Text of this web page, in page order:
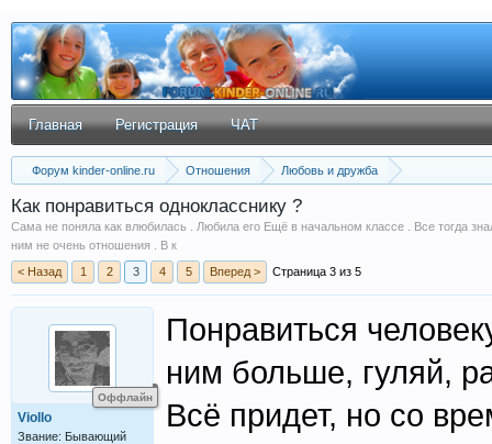
Главная Регистрация ЧАТ
Форум kinder-online.ru Отношения Любовь и дружба
Как понравиться однокласснику ?
Сама не поняла как влюбилась . Любила его Ещё в начальном классе . Все тогда
ним не очень отношения . В к
< Назад
1 2 3 4 5 Вперед > Страница 3 из 5
Оффлайн
Viollo
Звание: Бывающий
Понравиться
ним больше, гуляй,
Всё придет, но со